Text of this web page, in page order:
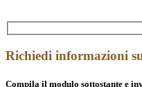
Richiedi informazioni
Compila il modulo sottostante e